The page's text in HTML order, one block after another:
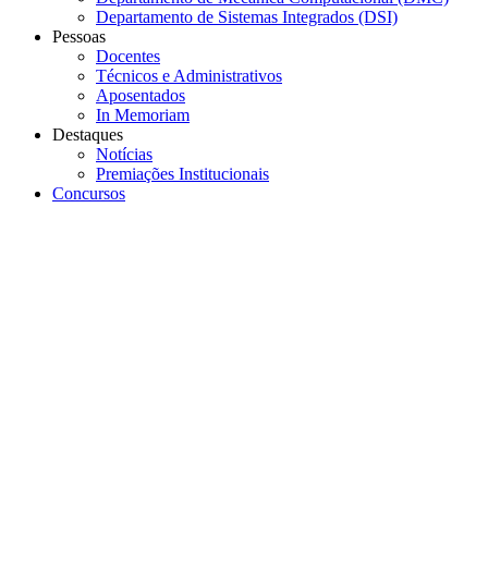
Departamento de Sistemas Integrados (DSI)
Pessoas
Docentes
Técnicos e Administrativos
Aposentados
In Memoriam
Destaques
Notícias
Premiações Institucionais
Concursos